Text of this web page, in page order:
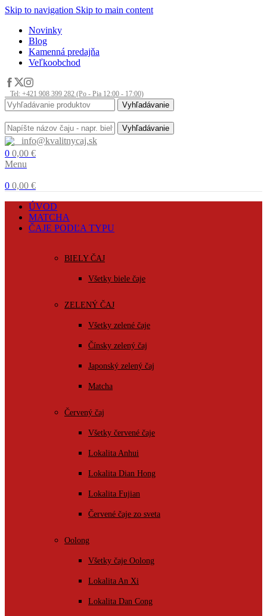
Skip to navigation Skip to main content
Novinky
Blog
Kamenná predajňa
Veľkoobchod
Tel: +421 908 399 282 (Po - Pia 12:00 - 17:00)
Vyhľadávanie
Vyhľadávanie
info@kvalitnycaj.sk
0 0,00 €
Menu
0 0,00 €
ÚVOD
MATCHA
ČAJE PODĽA TYPU
BIELY ČAJ
Všetky biele čaje
ZELENÝ ČAJ
Všetky zelené čaje
Čínsky zelený čaj
Japonský zelený čaj
Matcha
Červený čaj
Všetky červené čaje
Lokalita Anhui
Lokalita Dian Hong
Lokalita Fujian
Červené čaje zo sveta
Oolong
Všetky čaje Oolong
Lokalita An Xi
Lokalita Dan Cong